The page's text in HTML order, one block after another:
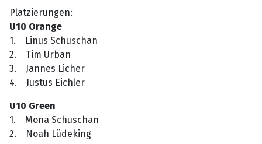
Platzierungen:
U10 Orange
1. Linus Schuschan
2. Tim Urban
3. Jannes Licher
4. Justus Eichler
U10 Green
1. Mona Schuschan
2. Noah Lüdeking